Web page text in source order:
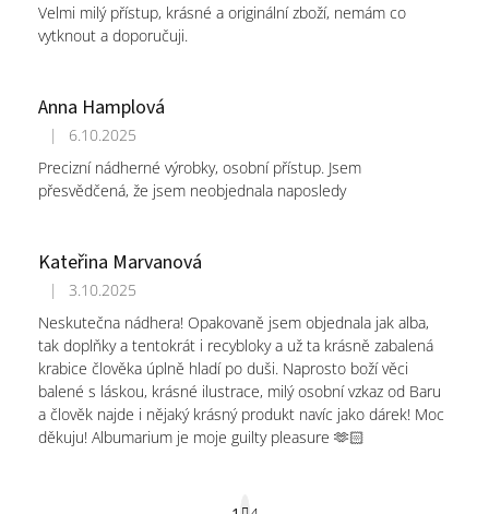
Velmi milý přístup, krásné a originální zboží, nemám co
vytknout a doporučuji.
Anna Hamplová
Hodnocení obchodu je 5 z 5 hvězdiček.
|
6.10.2025
Precizní nádherné výrobky, osobní přístup. Jsem
přesvědčená, že jsem neobjednala naposledy
Kateřina Marvanová
Hodnocení obchodu je 5 z 5 hvězdiček.
|
3.10.2025
Neskutečna nádhera! Opakovaně jsem objednala jak alba,
tak doplňky a tentokrát i recybloky a už ta krásně zabalená
krabice člověka úplně hladí po duši. Naprosto boží věci
balené s láskou, krásné ilustrace, milý osobní vzkaz od Baru
a člověk najde i nějaký krásný produkt navíc jako dárek! Moc
děkuju! Albumarium je moje guilty pleasure 🫶🏻
S